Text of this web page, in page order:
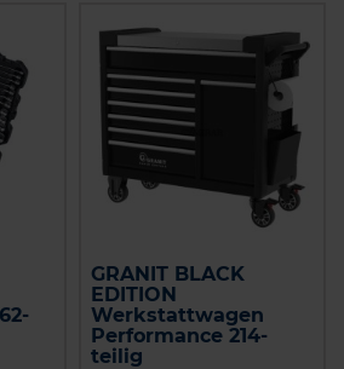
GRANIT BLACK
EDITION
Werkstattwagen
Performance 214-
teilig